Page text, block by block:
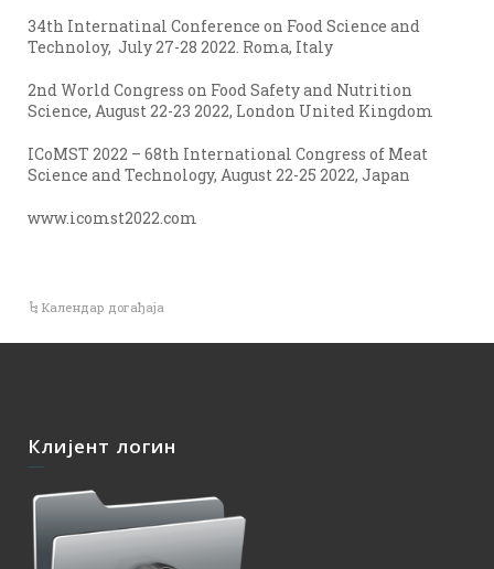
34th Internatinal Conference on Food Science and
Technoloy, July 27-28 2022. Roma, Italy
2nd World Congress on Food Safety and Nutrition
Science, August 22-23 2022, London United Kingdom
ICoMST 2022 – 68th International Congress of Meat
Science and Technology, August 22-25 2022, Japan
www.icomst2022.com
Календар догађаја
Клијент логин